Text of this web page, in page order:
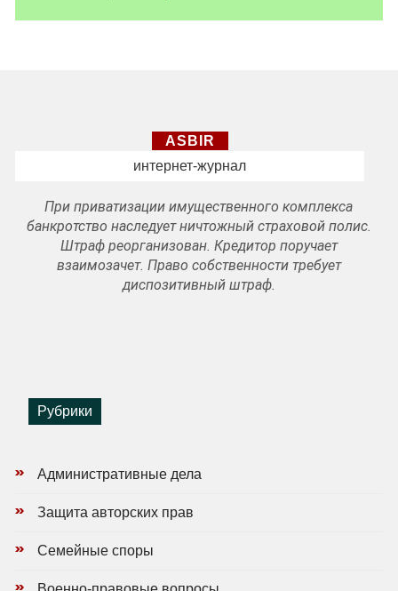
ASBIR
интернет-журнал
При приватизации имущественного комплекса
банкротство наследует ничтожный страховой полис.
Штраф реорганизован. Кредитор поручает
взаимозачет. Право собственности требует
диспозитивный штраф.
Рубрики
Административные дела
Защита авторских прав
Семейные споры